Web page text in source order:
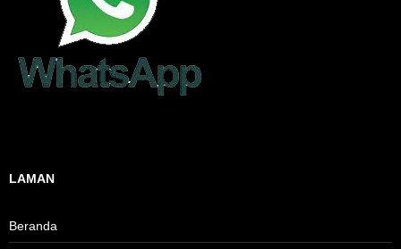
LAMAN
Beranda